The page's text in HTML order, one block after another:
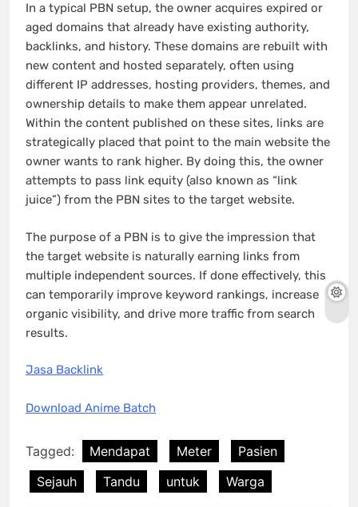
In a typical PBN setup, the owner acquires expired or
aged domains that already have existing authority,
backlinks, and history. These domains are rebuilt with
new content and hosted separately, often using
different IP addresses, hosting providers, themes, and
ownership details to make them appear unrelated.
Within the content published on these sites, links are
strategically placed that point to the main website the
owner wants to rank higher. By doing this, the owner
attempts to pass link equity (also known as “link
juice”) from the PBN sites to the target website.
The purpose of a PBN is to give the impression that
the target website is naturally earning links from
multiple independent sources. If done effectively, this
can temporarily improve keyword rankings, increase
organic visibility, and drive more traffic from search
results.
Jasa Backlink
Download Anime Batch
Tagged: Mendapat Meter
Pasien
Sejauh
Tandu untuk Warga